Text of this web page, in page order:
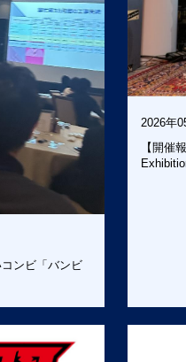
ンビ「バンビ
2026年
【開催